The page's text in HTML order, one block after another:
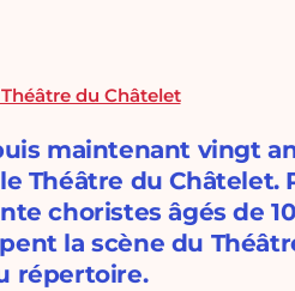
du Châtelet
maintenant vingt
Théâtre du Châtelet.
choristes âgés de
la scène du
répertoire.